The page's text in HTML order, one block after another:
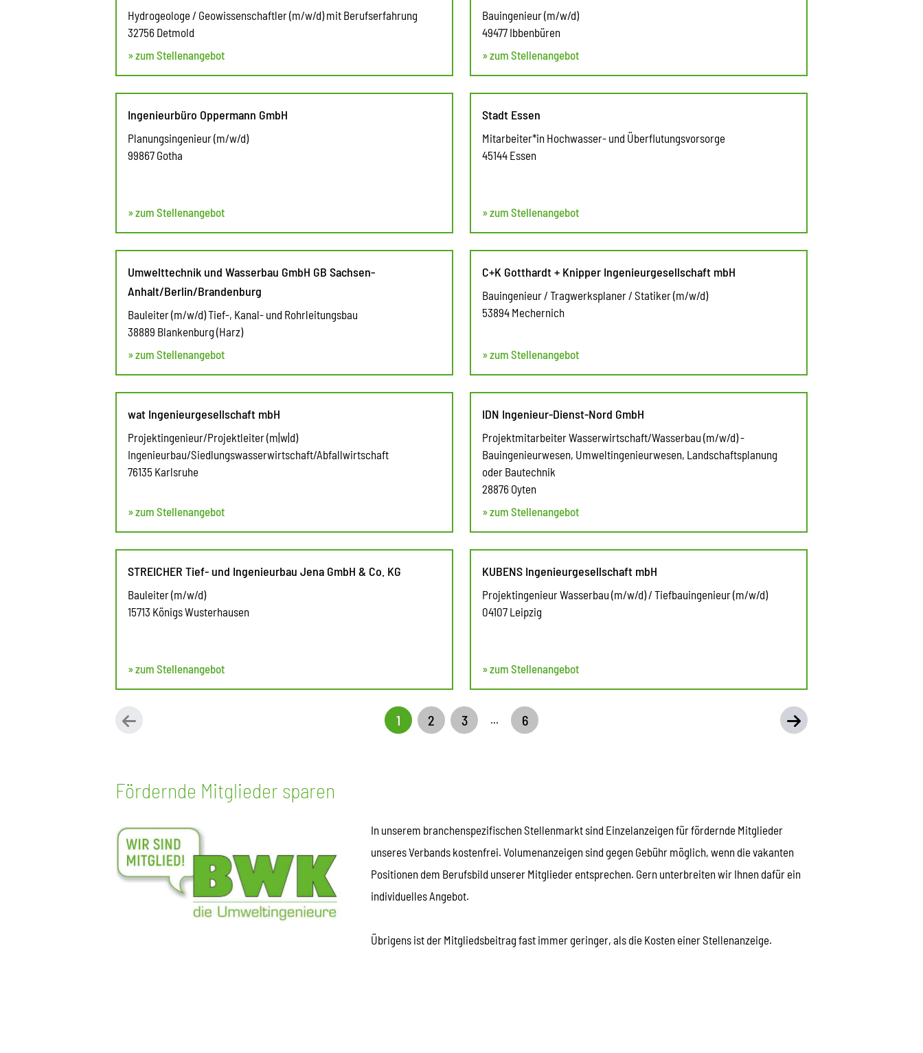
Hydrogeologe / Geowissenschaftler (m/w/d) mit Berufserfahrung
32756 Detmold
» zum Stellenangebot
Bauingenieur (m/w/d)
49477 Ibbenbüren
» zum Stellenangebot
Ingenieurbüro Oppermann GmbH
Planungsingenieur (m/w/d)
99867 Gotha
» zum Stellenangebot
Stadt Essen
Mitarbeiter*in Hochwasser- und Überflutungsvorsorge
45144 Essen
» zum Stellenangebot
Umwelttechnik und Wasserbau GmbH GB Sachsen-
Anhalt/Berlin/Brandenburg
Bauleiter (m/w/d) Tief-, Kanal- und Rohrleitungsbau
38889 Blankenburg (Harz)
» zum Stellenangebot
C+K Gotthardt + Knipper Ingenieurgesellschaft mbH
Bauingenieur / Tragwerksplaner / Statiker (m/w/d)
53894 Mechernich
» zum Stellenangebot
wat Ingenieurgesellschaft mbH
Projektingenieur/Projektleiter (m|w|d)
Ingenieurbau/Siedlungswasserwirtschaft/Abfallwirtschaft
76135 Karlsruhe
» zum Stellenangebot
IDN Ingenieur-Dienst-Nord GmbH
Projektmitarbeiter Wasserwirtschaft/Wasserbau (m/w/d) -
Bauingenieurwesen, Umweltingenieurwesen, Landschaftsplanung
oder Bautechnik
28876 Oyten
» zum Stellenangebot
STREICHER Tief- und Ingenieurbau Jena GmbH & Co. KG
Bauleiter (m/w/d)
15713 Königs Wusterhausen
» zum Stellenangebot
KUBENS Ingenieurgesellschaft mbH
Projektingenieur Wasserbau (m/w/d) / Tiefbauingenieur (m/w/d)
04107 Leipzig
» zum Stellenangebot
1 2 3 ... 6
Fördernde Mitglieder sparen
In unserem branchenspezifischen Stellenmarkt sind Einzelanzeigen für fördernde Mitglieder
unseres Verbands kostenfrei. Volumenanzeigen sind gegen Gebühr möglich, wenn die vakanten
Positionen dem Berufsbild unserer Mitglieder entsprechen. Gern unterbreiten wir Ihnen dafür ein
individuelles Angebot.
Übrigens ist der Mitgliedsbeitrag fast immer geringer, als die Kosten einer Stellenanzeige.